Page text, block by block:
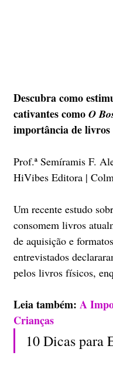
Descubra como
cativantes como O
importância de livros
Prof.ª Semíramis F.
HiVibes Editora |
Um recente estudo
consomem livros
de aquisição e
entrevistados
pelos livros físicos,
Leia também: A
Crianças
10 Dicas para